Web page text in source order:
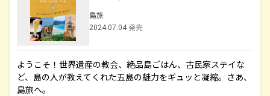
島旅
2024.07.04 発売
ようこそ！世界遺産の教会、絶品島ごはん、古民家ステイな
ど、島の人が教えてくれた五島の魅力をギュッと凝縮。さあ、
島旅へ。